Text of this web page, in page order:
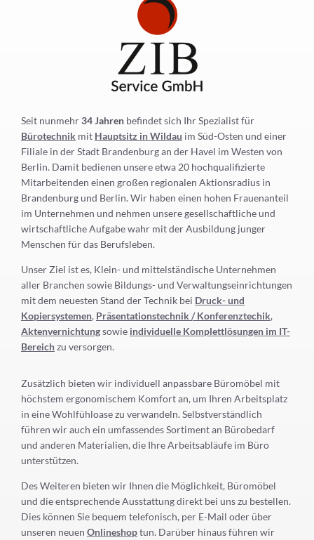
Seit nunmehr34 Jahren befindet sich Ihr Spezialist für
Bürotechnik mit Hauptsitz in Wildau im Süd-Osten und einer
Filiale in der Stadt Brandenburg an der Havel im Westen von
Berlin. Damit bedienen unsere etwa 20 hochqualifizierte
Mitarbeitenden einen großen regionalen Aktionsradius in
Brandenburg und Berlin. Wir haben einen hohen Frauenanteil
im Unternehmen und nehmen unsere gesellschaftliche und
wirtschaftliche Aufgabe wahr mit der Ausbildung junger
Menschen für das Berufsleben.
Unser Ziel ist es, Klein- und mittelständische Unternehmen
aller Branchen sowie Bildungs- und Verwaltungseinrichtungen
mit dem neuesten Stand der Technik bei Druck- und
Kopiersystemen, Präsentationstechnik / Konferenztechik,
Aktenvernichtungsowie individuelle Komplettlösungen im IT-
Bereichzu versorgen.
Zusätzlich bieten wir individuell anpassbare Büromöbel mit
höchstem ergonomischem Komfort an, um Ihren Arbeitsplatz
in eine Wohlfühloase zu verwandeln. Selbstverständlich
führen wir auch ein umfassendes Sortiment an Bürobedarf
und anderen Materialien, die Ihre Arbeitsabläufe im Büro
unterstützen.
Des Weiteren bieten wir Ihnen die Möglichkeit, Büromöbel
und die entsprechende Ausstattung direkt bei uns zu bestellen.
Dies können Sie bequem telefonisch, per E-Mail oder über
unseren neuen Onlineshoptun. Darüber hinaus führen wir